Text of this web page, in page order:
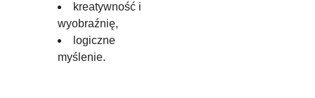
kreatywność i
wyobraźnię,
logiczne
myślenie.